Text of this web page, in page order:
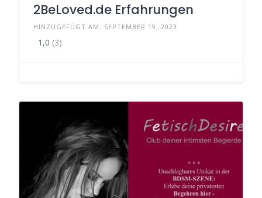
2BeLoved.de Erfahrungen
HINZUGEFÜGT AM: SEPTEMBER 19, 2023
1,0 (3)